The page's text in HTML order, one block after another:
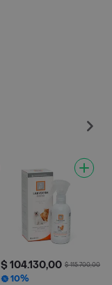
$ 104.130,00 $ 115.700,00
10%